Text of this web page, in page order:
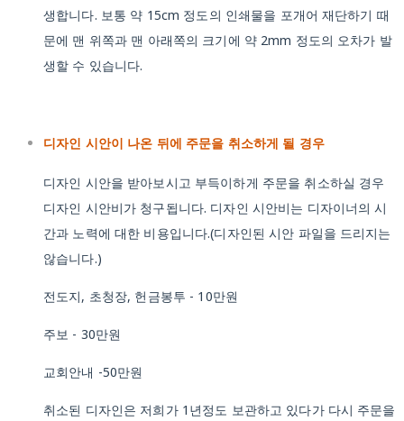
생합니다. 보통 약 15cm 정도의 인쇄물을 포개어 재단하기 때
문에 맨 위쪽과 맨 아래쪽의 크기에 약 2mm 정도의 오차가 발
생할 수 있습니다.
디자인 시안이 나온 뒤에 주문을 취소하게 될 경우
디자인 시안을 받아보시고 부득이하게 주문을 취소하실 경우
디자인 시안비가 청구됩니다. 디자인 시안비는 디자이너의 시
간과 노력에 대한 비용입니다.(디자인된 시안 파일을 드리지는
않습니다.)
전도지, 초청장, 헌금봉투 - 10만원
주보 - 30만원
교회안내 -50만원
취소된 디자인은 저희가 1년정도 보관하고 있다가 다시 주문을